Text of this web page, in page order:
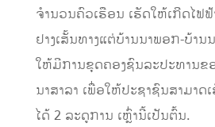
ຈຳນວນຄົວເຮືອນ ເຮັດໃຫ້ເກີດໄຟ
ຢາງເສັ້ນທາງແຕ່ບ້ານນາພອກ-ບ້ານ
ໃຫ້ມີການຂຸດຄອງຊົນລະປະທານຂ
ນາສາລາ ເພື່ອໃຫ້ປະຊາຊົນສາມາດ
ໄດ້ 2 ລະດູການ ເຫຼົ່ານີ້ເປັນຕົ້ນ.